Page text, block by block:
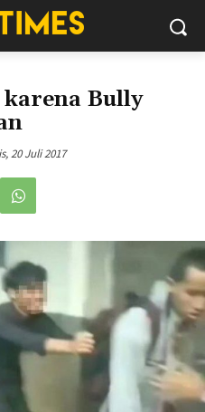
Bully
20 Juli 2017